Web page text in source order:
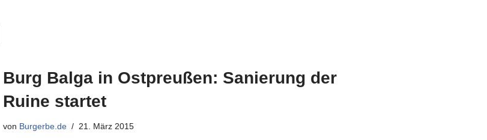
Burg Balga in Ostpreußen: Sanierung der
Ruine startet
von Burgerbe.de 21. März 2015